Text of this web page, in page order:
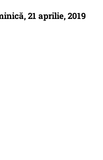
21 aprilie, 2019